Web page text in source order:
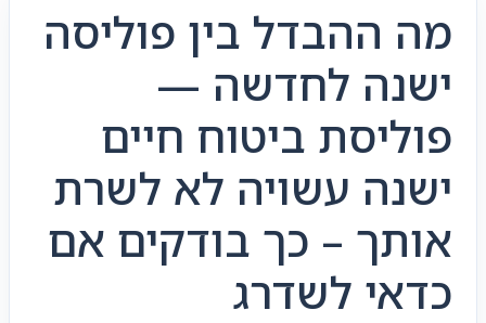
מה ההבדל בין פוליסה
ישנה לחדשה —
פוליסת ביטוח חיים
ישנה עשויה לא לשרת
אותך – כך בודקים אם
כדאי לשדרג